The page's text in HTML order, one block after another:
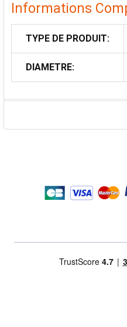
Informations
TYPE DE PRODUIT:
DIAMETRE: